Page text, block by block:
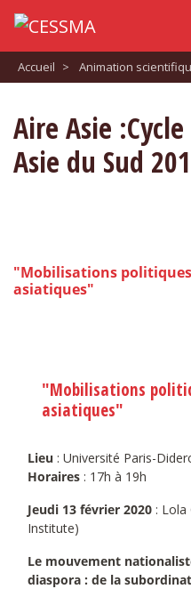
Accueil > Animation
Aire Asie
Asie du Sud
"Mobilisations
asiatiques"
"Mobilisations
asiatiques"
Lieu : Université Paris-
Horaires : 17h à 19h
Jeudi 13 février 2020 : Lola
Institute)
Le mouvement
diaspora : de la